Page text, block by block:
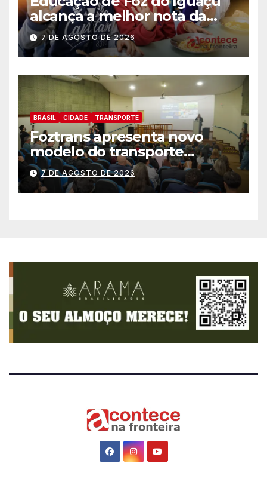
alcança a melhor nota da
história no IDEB
7 DE AGOSTO DE 2026
BRASIL CIDADE TRANSPORTE
Foztrans apresenta novo
modelo do transporte
coletivo em audiência
pública e avança para um
sistema mais moderno e
7 DE AGOSTO DE 2026